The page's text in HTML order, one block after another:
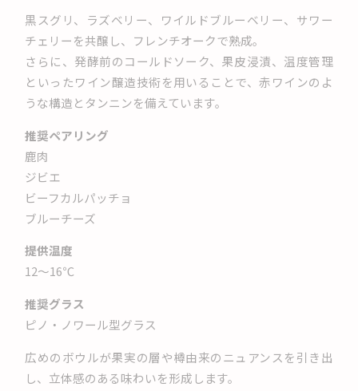
黒スグリ、ラズベリー、ワイルドブルーベリー、サワー
チェリーを共醸し、フレンチオークで熟成。
さらに、発酵前のコールドソーク、果皮浸漬、温度管理
といったワイン醸造技術を用いることで、赤ワインのよ
うな構造とタンニンを備えています。
推奨ペアリング
鹿肉
ジビエ
ビーフカルパッチョ
ブルーチーズ
提供温度
12〜16℃
推奨グラス
ピノ・ノワール型グラス
広めのボウルが果実の層や樽由来のニュアンスを引き出
し、立体感のある味わいを形成します。